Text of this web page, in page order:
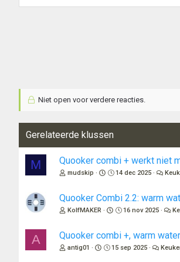
Niet open voor verdere reacties.
Gerelateerde klussen
M Quooker combi + werkt niet
mudskip 14 dec 2025
Quooker Combi 2.2: warm
KolfMAKER 16 nov 2025
A Quooker combi +, warm
antig01 15 sep 2025